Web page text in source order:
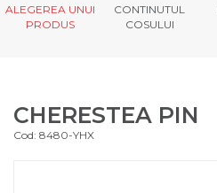
ALEGEREA UNUI
PRODUS
CONTINUTUL
COSULUI
CHERESTEA PIN
Cod: 8480-YHX